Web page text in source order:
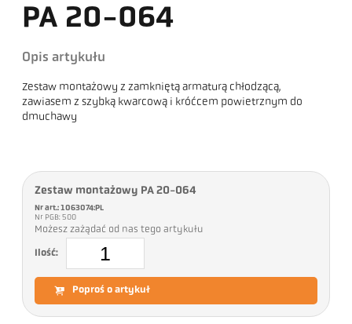
PA 20-064
Opis artykułu
Zestaw montażowy z zamkniętą armaturą chłodzącą,
zawiasem z szybką kwarcową i króćcem powietrznym do
dmuchawy
Zestaw montażowy PA 20-064
Nr art.: 1063074:PL
Nr PGB: 500
Możesz zażądać od nas tego artykułu
Ilość:
Poproś o artykuł